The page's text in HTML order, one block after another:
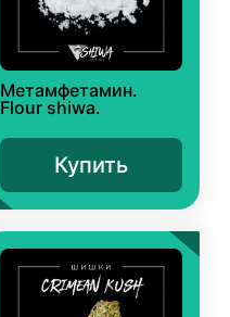
Метамфетамин.
Flour shiwa.
Купить